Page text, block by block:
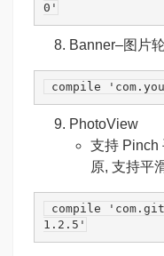
0'
Banner–图片
compile
PhotoView
支持 Pinch
原, 支持平
compile
1.2.5'